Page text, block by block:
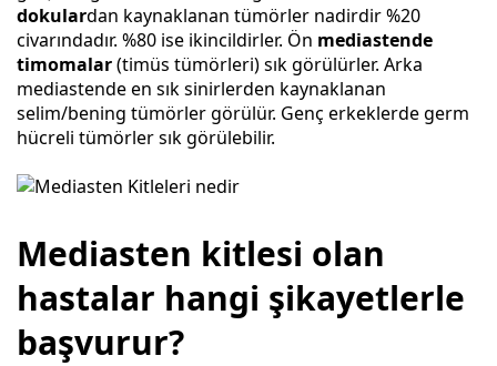
dokulardan kaynaklanan tümörler nadirdir %20
civarındadır. %80 ise ikincildirler. Ön mediastende
timomalar(timüs tümörleri) sık görülürler. Arka
mediastende en sık sinirlerden kaynaklanan
selim/bening tümörler görülür. Genç erkeklerde germ
hücreli tümörler sık görülebilir.
Mediasten kitlesi olan
hastalar hangi şikayetlerle
başvurur?